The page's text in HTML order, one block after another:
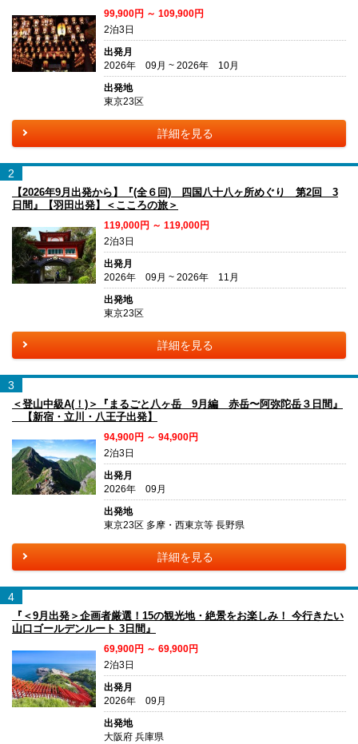
99,900円 ～ 109,900円
2泊3日
出発月
2026年 09月 ~ 2026年 10月
出発地
東京23区
詳細を見る
2
【2026年9月出発から】『(全６回) 四国八十八ヶ所めぐり 第2回 3
日間』【羽田出発】＜こころの旅＞
119,000円 ～ 119,000円
2泊3日
出発月
2026年 09月 ~ 2026年 11月
出発地
東京23区
詳細を見る
3
＜登山中級A(！)＞『まるごと八ヶ岳 9月編 赤岳〜阿弥陀岳３日間』
【新宿・立川・八王子出発】
94,900円 ～ 94,900円
2泊3日
出発月
2026年 09月
出発地
東京23区 多摩・西東京等 長野県
詳細を見る
4
『＜9月出発＞企画者厳選！15の観光地・絶景をお楽しみ！ 今行きたい
山口ゴールデンルート 3日間』
69,900円 ～ 69,900円
2泊3日
出発月
2026年 09月
出発地
大阪府 兵庫県